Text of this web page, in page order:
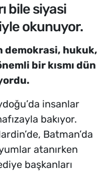
bile siyasi
okunuyor.
demokrasi, hukuk,
bir kısmı dün
insanlar
bakıyor.
Batman’da
atanırken
başkanları